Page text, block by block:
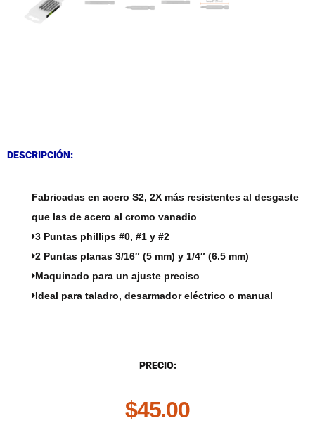
DESCRIPCIÓN:
Fabricadas en acero S2, 2X más resistentes al desgaste
que las de acero al cromo vanadio
3 Puntas phillips #0, #1 y #2
2 Puntas planas 3/16″ (5 mm) y 1/4″ (6.5 mm)
Maquinado para un ajuste preciso
Ideal para taladro, desarmador eléctrico o manual
PRECIO:
$45.00